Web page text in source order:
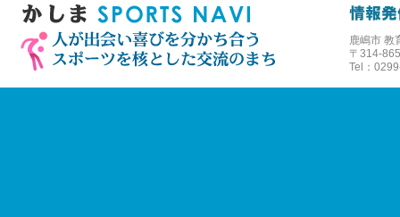
鹿嶋市 教
〒 314-
Tel：